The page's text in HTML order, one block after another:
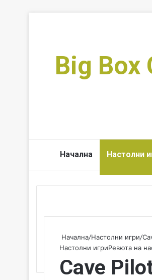
Big Box
Начална Настолни
Начална/Настолни игри/
Настолни игриРевюта на
Cave